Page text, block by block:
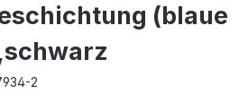
(blaue
2